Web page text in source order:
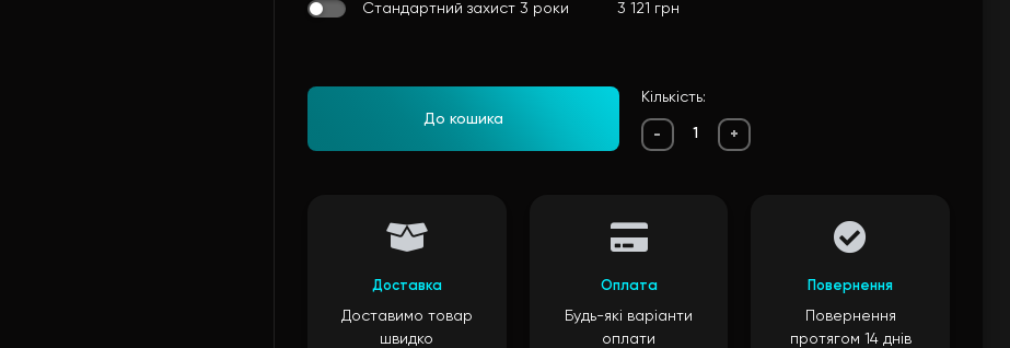
Стандартний захист 3 роки
3 121 грн
До кошика
Кількість:
- +
Доставка
Доставимо товар
швидко
Оплата
Будь-які варіанти
оплати
Повернення
Повернення
протягом 14 днів